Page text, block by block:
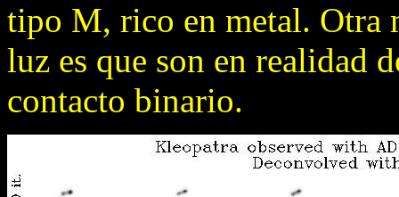
tipo M, rico en metal. Otra
luz es que son en realidad
contacto binario.